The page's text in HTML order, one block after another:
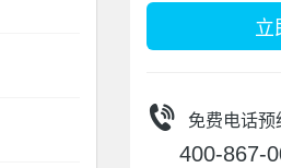
立
免费电话预
400-867-